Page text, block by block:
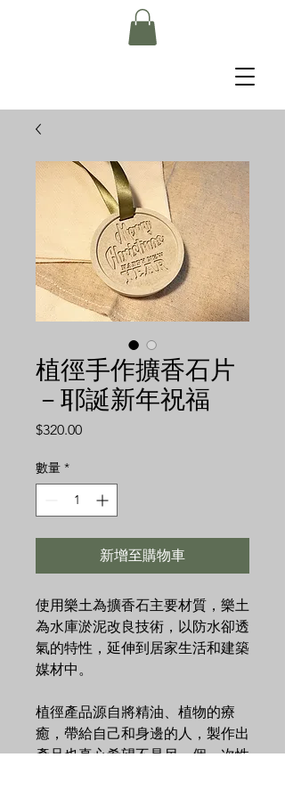
植徑手作擴香石片
－耶誕新年祝福
$320.00價
數量 *
新增至購物車
使用樂土為擴香石主要材質，樂土
為水庫淤泥改良技術，以防水卻透
氣的特性，延伸到居家生活和建築
媒材中。
植徑產品源自將精油、植物的療
癒，帶給自己和身邊的人，製作出
產品也真心希望不是另一個一次性